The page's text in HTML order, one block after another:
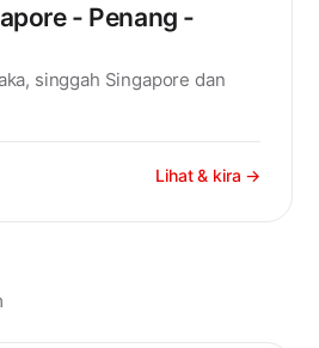
- Penang -
singgah Singapore dan
Lihat & kira →